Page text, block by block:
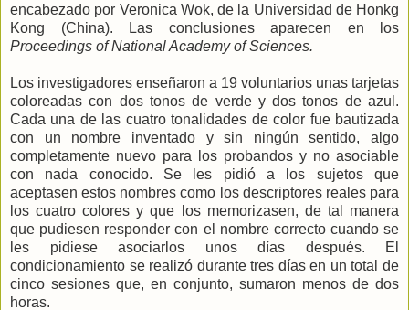
encabezado por Veronica Wok, de la Universidad de Honkg
Kong (China). Las conclusiones aparecen en los
Proceedings of National Academy of Sciences.
Los investigadores enseñaron a 19 voluntarios unas tarjetas
coloreadas con dos tonos de verde y dos tonos de azul.
Cada una de las cuatro tonalidades de color fue bautizada
con un nombre inventado y sin ningún sentido, algo
completamente nuevo para los probandos y no asociable
con nada conocido. Se les pidió a los sujetos que
aceptasen estos nombres como los descriptores reales para
los cuatro colores y que los memorizasen, de tal manera
que pudiesen responder con el nombre correcto cuando se
les pidiese asociarlos unos días después. El
condicionamiento se realizó durante tres días en un total de
cinco sesiones que, en conjunto, sumaron menos de dos
horas.